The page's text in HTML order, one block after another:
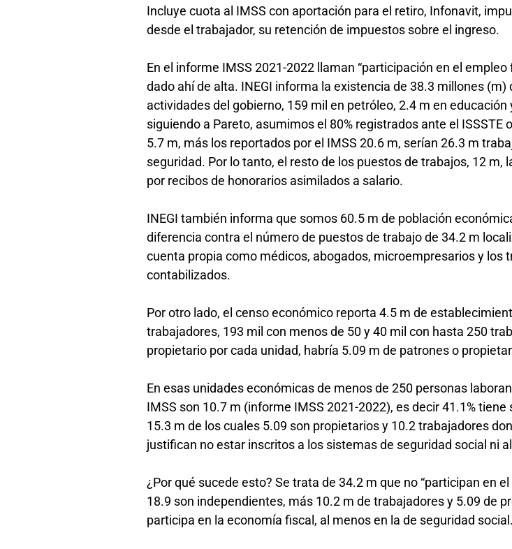
Incluye cuota al IMSS con aportación para el retiro, Infonavit,
desde el trabajador, su retención de impuestos sobre el ingreso.
En el informe IMSS 2021-2022 llaman “participación en el
dado ahí de alta. INEGI informa la existencia de 38.3 millones
actividades del gobierno, 159 mil en petróleo, 2.4 m en educación
siguiendo a Pareto, asumimos el 80% registrados ante el ISSSTE
5.7 m, más los reportados por el IMSS 20.6 m, serían 26.3 m
seguridad. Por lo tanto, el resto de los puestos de trabajos, 12 m,
por recibos de honorarios asimilados a salario.
INEGI también informa que somos 60.5 m de población
diferencia contra el número de puestos de trabajo de 34.2 m
cuenta propia como médicos, abogados, microempresarios y los
contabilizados.
Por otro lado, el censo económico reporta 4.5 m de
trabajadores, 193 mil con menos de 50 y 40 mil con hasta 250
propietario por cada unidad, habría 5.09 m de patrones o
En esas unidades económicas de menos de 250 personas
IMSS son 10.7 m (informe IMSS 2021-2022), es decir 41.1%
15.3 m de los cuales 5.09 son propietarios y 10.2 trabajadores
justifican no estar inscritos a los sistemas de seguridad social ni al
¿Por qué sucede esto? Se trata de 34.2 m que no “participan en
18.9 son independientes, más 10.2 m de trabajadores y 5.09 de
participa en la economía fiscal, al menos en la de seguridad social.